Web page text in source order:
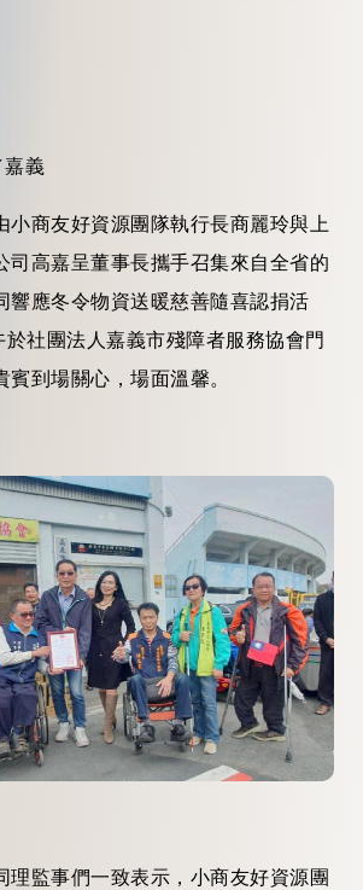
義
小商友好資源團隊執行長商麗玲與上
司高嘉呈董事長攜手召集來自全省的
響應冬令物資送暖慈善隨喜認捐活
社團法人嘉義市殘障者服務協會門
到場關心，場面溫馨。
理監事們一致表示，小商友好資源團